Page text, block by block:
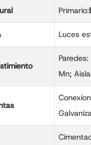
Primario:
Luces
Mn;